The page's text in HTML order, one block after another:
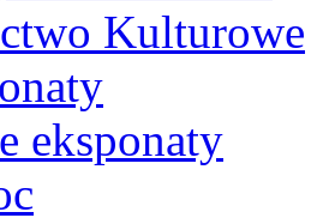
Kulturowe
eksponaty